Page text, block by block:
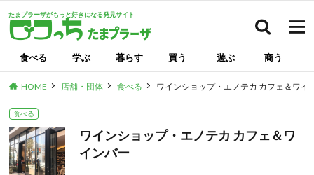
たまプラーザがもっと好きになる発見サイト
食べる 学ぶ 暮らす 買う 遊ぶ 商う
HOME 店舗・団体 食べる ワインショップ・エノテカ カフェ＆ワイ
食べる
ワインショップ・エノテカ カフェ＆ワ
インバー